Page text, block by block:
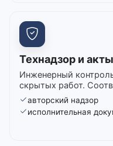
Технадзор и акты
Инженерный
скрытых работ.
авторский надзор
исполнительная